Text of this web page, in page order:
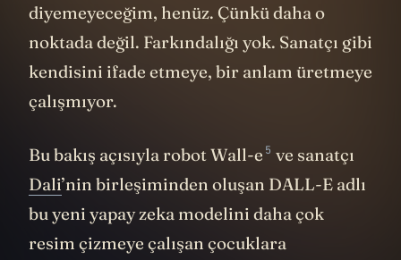
diyemeyeceğim, henüz. Çünkü daha o
noktada değil. Farkındalığı yok. Sanatçı gibi
kendisini ifade etmeye, bir anlam üretmeye
çalışmıyor.
Bu bakış açısıyla robotWall-e 5 ve sanatçı
Dali’nin birleşiminden oluşan DALL-E adlı
bu yeni yapay zeka modelini daha çok
resim çizmeye çalışan çocuklara